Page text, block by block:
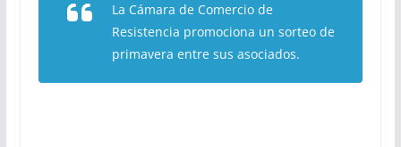
La Cámara de Comercio de
Resistencia promociona un sorteo de
primavera entre sus asociados.